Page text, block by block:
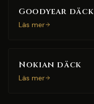
Goodyear däck
Läs mer
Nokian däck
Läs mer